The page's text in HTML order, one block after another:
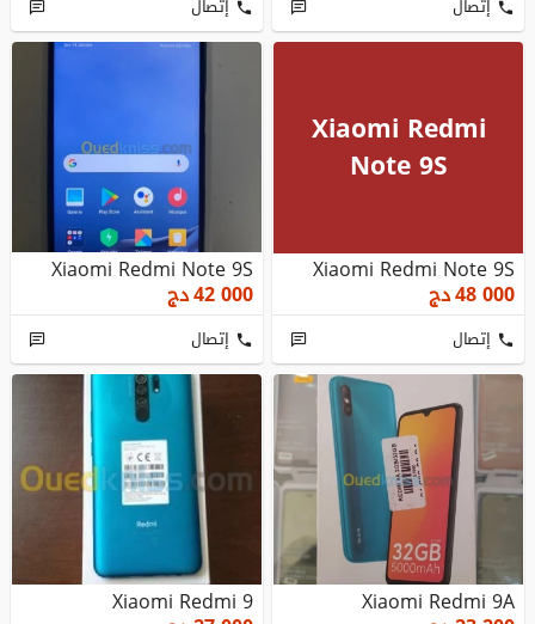
إتصال إتصال
Xiaomi Redmi
Note 9S
Xiaomi Redmi Note 9S
48 000دج
إتصال
Xiaomi Redmi Note 9S
42 000دج
إتصال
Xiaomi Redmi 9A
Xiaomi Redmi 9